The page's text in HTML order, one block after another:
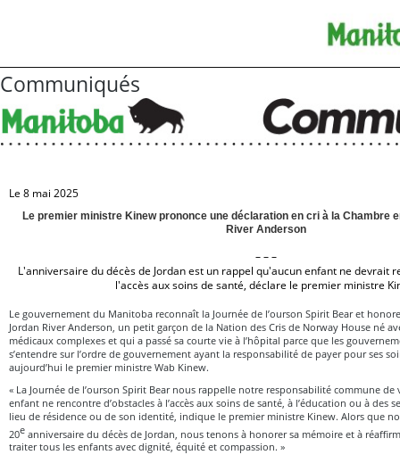
Communiqués
Le 8 mai 2025
Le premier ministre Kinew prononce une déclaration en cri à la Chambre
River Anderson
– – –
L'anniversaire du décès de Jordan est un rappel qu'aucun enfant ne devrait
l'accès aux soins de santé, déclare le premier ministre
Le gouvernement du Manitoba reconnaît la Journée de l’ourson Spirit Bear et
Jordan River Anderson, un petit garçon de la Nation des Cris de Norway House né
médicaux complexes et qui a passé sa courte vie à l’hôpital parce que les
s’entendre sur l’ordre de gouvernement ayant la responsabilité de payer pour ses
aujourd’hui le premier ministre Wab Kinew.
« La Journée de l’ourson Spirit Bear nous rappelle notre responsabilité commune de
enfant ne rencontre d’obstacles à l’accès aux soins de santé, à l’éducation ou à des
lieu de résidence ou de son identité, indique le premier ministre Kinew. Alors que
20e anniversaire du décès de Jordan, nous tenons à honorer sa mémoire et à
traiter tous les enfants avec dignité, équité et compassion. »